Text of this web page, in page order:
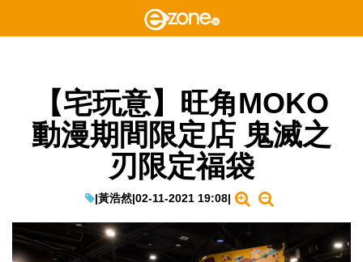
【宅玩意】旺角MOKO
動漫期間限定店 鬼滅之
刃限定福袋
|黃浩然|02-11-2021 19:08|